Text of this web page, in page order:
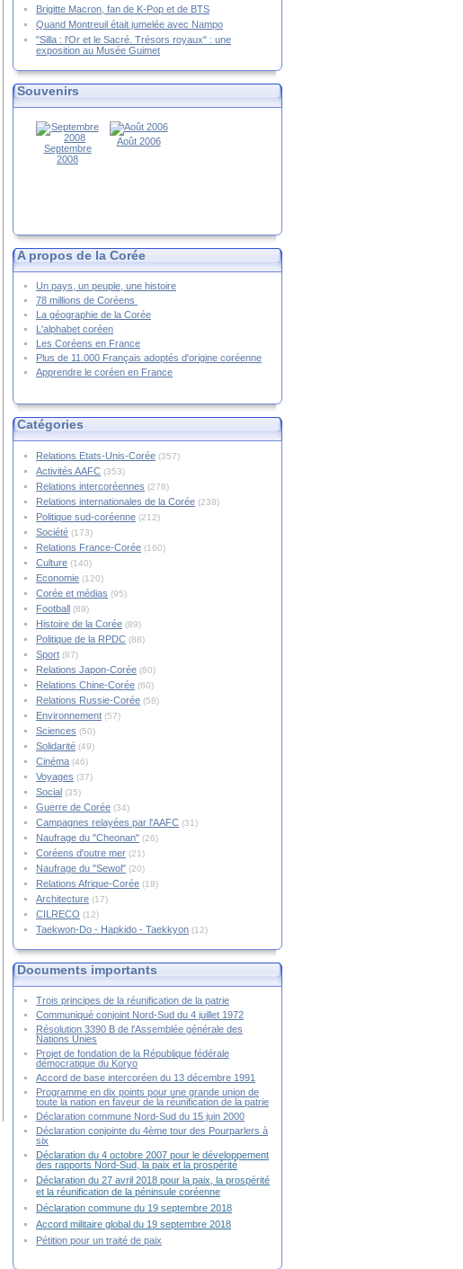
Brigitte Macron, fan de K-Pop et de BTS
Quand Montreuil était jumelée avec Nampo
"Silla : l'Or et le Sacré. Trésors royaux" : une
exposition au Musée Guimet
Souvenirs
Septembre
2008
Août 2006
A propos de la Corée
Un pays, un peuple, une histoire
78 millions de Coréens
La géographie de la Corée
L'alphabet coréen
Les Coréens en France
Plus de 11.000 Français adoptés d'origine coréenne
Apprendre le coréen en France
Catégories
Relations Etats-Unis-Corée (357)
Activités AAFC (353)
Relations intercoréennes (278)
Relations internationales de la Corée (238)
Politique sud-coréenne (212)
Société (173)
Relations France-Corée (160)
Culture (140)
Economie (120)
Corée et médias (95)
Football (89)
Histoire de la Corée (89)
Politique de la RPDC (88)
Sport (87)
Relations Japon-Corée (80)
Relations Chine-Corée (60)
Relations Russie-Corée (58)
Environnement (57)
Sciences (50)
Solidarité (49)
Cinéma (46)
Voyages (37)
Social (35)
Guerre de Corée (34)
Campagnes relayées par l'AAFC (31)
Naufrage du "Cheonan" (26)
Coréens d'outre mer (21)
Naufrage du "Sewol" (20)
Relations Afrique-Corée (18)
Architecture (17)
CILRECO (12)
Taekwon-Do - Hapkido - Taekkyon (12)
Documents importants
Trois principes de la réunification de la patrie
Communiqué conjoint Nord-Sud du 4 juillet 1972
Résolution 3390 B de l'Assemblée générale des
Nations Unies
Projet de fondation de la République fédérale
démocratique du Koryo
Accord de base intercoréen du 13 décembre 1991
Programme en dix points pour une grande union de
toute la nation en faveur de la réunification de la patrie
Déclaration commune Nord-Sud du 15 juin 2000
Déclaration conjointe du 4ème tour des Pourparlers à
six
Déclaration du 4 octobre 2007 pour le développement
des rapports Nord-Sud, la paix et la prospérité
Déclaration du 27 avril 2018 pour la paix, la prospérité
et la réunification de la péninsule coréenne
Déclaration commune du 19 septembre 2018
Accord militaire global du 19 septembre 2018
Pétition pour un traité de paix